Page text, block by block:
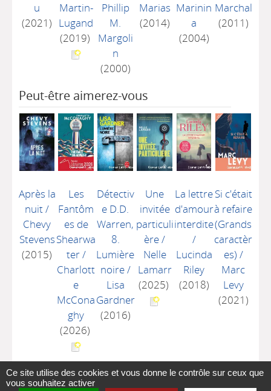
u
(2021)
Martin-
Lugand
(2019)
Phillip
M.
Margoli
n
(2000)
Marias
(2014)
Marinin
a
(2004)
Marchal
(2011)
Peut-être aimerez-vous
Après la
nuit/
Chevy
Stevens
(2015)
Les
Fantôm
es de
Shearwa
ter/
Charlott
e
McCona
ghy
(2026)
Détectiv
e D.D.
Warren,
8.
Lumière
noire/
Lisa
Gardner
(2016)
Une
invitée
particuli
ère/
Nelle
Lamarr
(2025)
La lettre
d'amour
interdite
/
Lucinda
Riley
(2018)
Si c'était
à refaire
(Grands
caractèr
es) /
Marc
Levy
(2021)
Ce site utilise des cookies et vous donne le contrôle sur ceux que
vous souhaitez activer